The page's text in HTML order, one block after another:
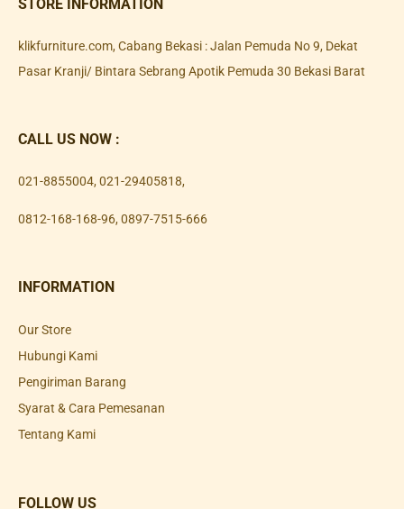
STORE INFORMATION
klikfurniture.com, Cabang Bekasi : Jalan Pemuda No 9, Dekat
Pasar Kranji/ Bintara Sebrang Apotik Pemuda 30 Bekasi Barat
CALL US NOW :
021-8855004, 021-29405818,
0812-168-168-96, 0897-7515-666
INFORMATION
Our Store
Hubungi Kami
Pengiriman Barang
Syarat & Cara Pemesanan
Tentang Kami
FOLLOW US